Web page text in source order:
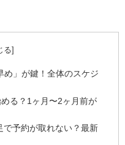
め」が鍵！全体のスケジ
る？1ヶ月〜2ヶ月前が
で予約が取れない？最新